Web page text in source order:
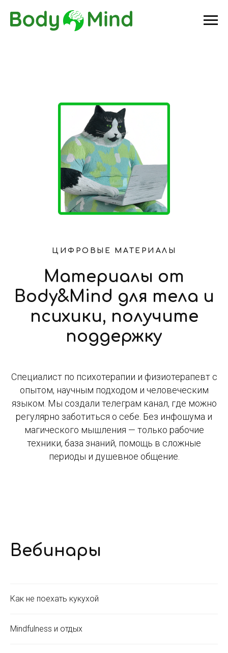
ЦИФРОВЫЕ МАТЕРИАЛЫ
Материалы от
Body&Mind для тела и
психики, получите
поддержку
Специалист по психотерапии и физиотерапевт с
опытом, научным подходом и человеческим
языком. Мы создали телеграм канал, где можно
регулярно заботиться о себе. Без инфошума и
магического мышления — только рабочие
техники, база знаний, помощь в сложные
периоды и душевное общение.
Вебинары
Как не поехать кукухой
Mindfulness и отдых